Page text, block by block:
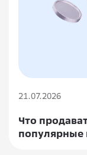
21.07.2026
Что
популярные